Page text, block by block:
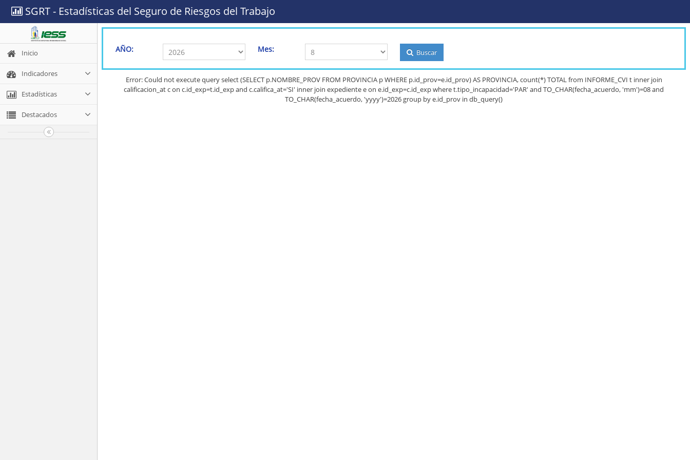
SGRT - Estadísticas del Seguro de Riesgos del Trabajo
Inicio
Indicadores
Estadísticas
Destacados
AÑO: Mes: Buscar
Error: Could not execute query select (SELECT p.NOMBRE_PROV FROM PROVINCIA p WHERE p.id_prov=e.id_prov) AS PROVINCIA, count(*) TOTAL from INFORME_CVI t inner join
calificacion_at c on c.id_exp=t.id_exp and c.califica_at='SI' inner join expediente e on e.id_exp=c.id_exp where t.tipo_incapacidad='PAR' and TO_CHAR(fecha_acuerdo, 'mm')=08 and
TO_CHAR(fecha_acuerdo, 'yyyy')=2026 group by e.id_prov in db_query()